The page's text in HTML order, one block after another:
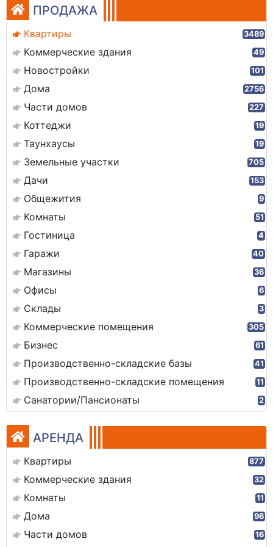
ПРОДАЖА
Квартиры 3489
Коммерческие здания 49
Новостройки 101
Дома 2756
Части домов 227
Коттеджи 19
Таунхаусы 19
Земельные участки 705
Дачи 153
Общежития 9
Комнаты 51
Гостиница 4
Гаражи 40
Магазины 36
Офисы 6
Склады 3
Коммерческие помещения 305
Бизнес 61
Производственно-складские базы 41
Производственно-складские помещения 11
Санатории/Пансионаты 2
АРЕНДА
Квартиры 877
Коммерческие здания 32
Комнаты 11
Дома 96
Части домов 16